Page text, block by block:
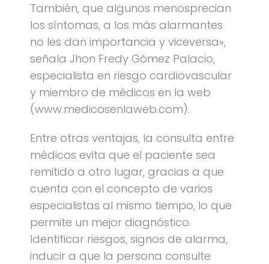
También, que algunos menosprecian
los síntomas, a los más alarmantes
no les dan importancia y viceversa»,
señala Jhon Fredy Gómez Palacio,
especialista en riesgo cardiovascular
y miembro de médicos en la web
(www.medicosenlaweb.com).
Entre otras ventajas, la consulta entre
médicos evita que el paciente sea
remitido a otro lugar, gracias a que
cuenta con el concepto de varios
especialistas al mismo tiempo, lo que
permite un mejor diagnóstico.
Identificar riesgos, signos de alarma,
inducir a que la persona consulte